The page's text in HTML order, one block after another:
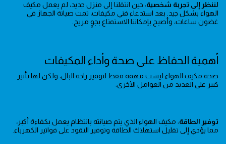
لننظر إلى تجربة شخصية: حين انتقلنا إلى منزل جديد، لم يعمل مكيف
الهواء بشكل جيد. بعد استدعاء فني مكيفات، تمت صيانة الجهاز في
غضون ساعات، وأصبح بإمكاننا الاستمتاع بجوٍ مريح.
أهمية الحفاظ على صحة وأداء المكيفات
صحة مكيف الهواء ليست مهمة فقط لتوفير راحة البال، ولكن لها تأثير
كبير على العديد من العوامل الأخرى:
توفير الطاقة: مكيف الهواء الذي يتم صيانته بانتظام يعمل بكفاءة أكبر،
مما يؤدي إلى تقليل استهلاك الطاقة وتوفير النقود على فواتير الكهرباء.